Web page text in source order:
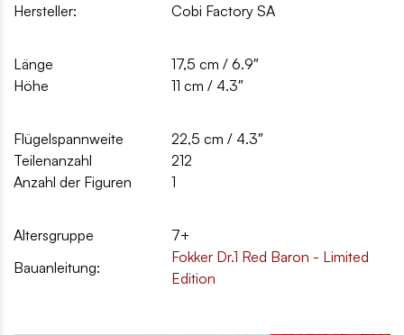
Hersteller:
Cobi Factory SA
Länge
17,5 cm / 6.9″
Höhe
11 cm / 4.3″
Flügelspannweite
22,5 cm / 4.3″
Teilenanzahl
212
Anzahl der Figuren
1
Altersgruppe
7+
Bauanleitung:
Fokker Dr.1 Red Baron - Limited
Edition